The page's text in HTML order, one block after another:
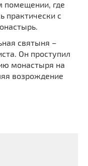
помещении, где
практически с
святыня –
Он проступил
монастыря на
возрождение